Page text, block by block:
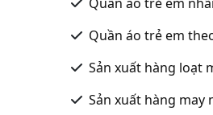
Quần áo trẻ em
Sản xuất hàng loạt
Sản xuất hàng may